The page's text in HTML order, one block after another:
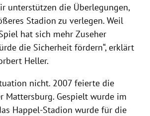
unterstützen die Überlegungen,
Stadion zu verlegen. Weil
hat sich mehr Zuseher
die Sicherheit fördern“, erklärt
Heller.
nicht. 2007 feierte die
Mattersburg. Gespielt wurde im
Happel-Stadion wurde für die